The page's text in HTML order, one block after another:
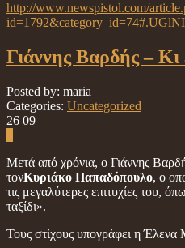
http://www.newspistol.com/
Γιάννης Βαρδής –
Posted by: maria
Categories: Uncategorized
26 09
Μετά από χρόνια, ο Γιάννης
τονΚυριάκο Παπαδόπουλο, ο
τις μεγαλύτερες επιτυχίες του,
ταξίδι».
Τους στίχους υπογράφει η